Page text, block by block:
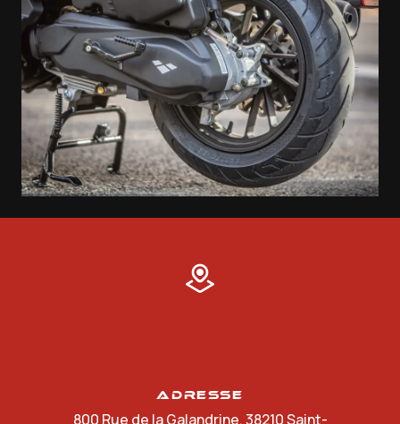
Adresse
800 Rue de la Galandrine, 38210 Saint-